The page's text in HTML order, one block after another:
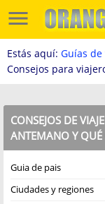
Estás aquí: Guías
Consejos para
CONSEJOS DE
ANTEMANO Y QUÉ
Guia de pais
Ciudades y regiones